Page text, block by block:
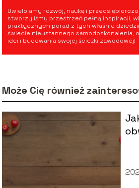
Uwielbiamy rozwój, naukę i
stworzyliśmy przestrzeń pełną inspiracji,
praktycznych porad z tych właśnie
świecie nieustannego samodoskonalenia,
idei i budowania swojej ścieżki zawodowej!
Może Cię również